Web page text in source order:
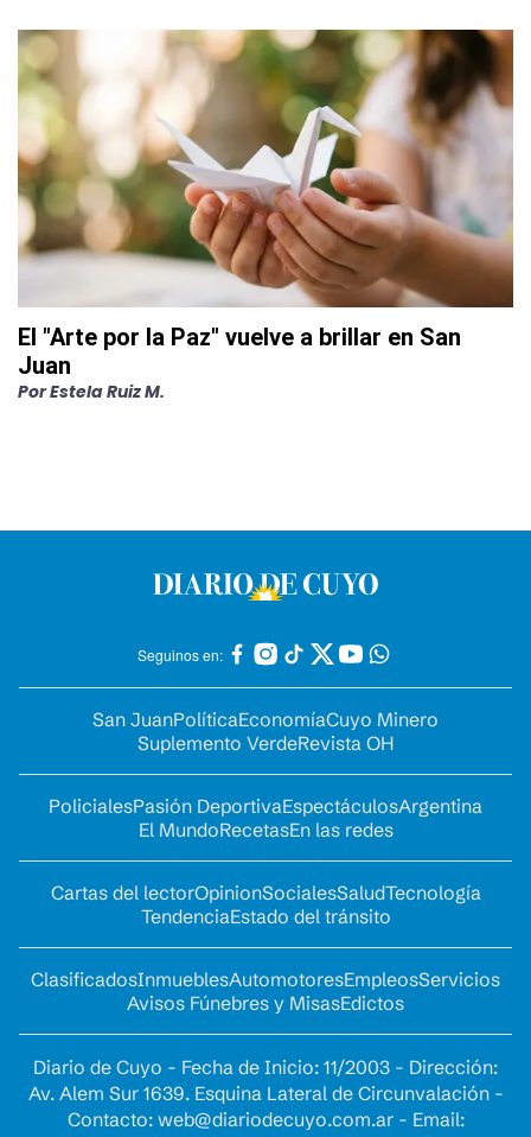
El "Arte por la Paz" vuelve a brillar en San
Juan
PorEstela Ruiz M.
Seguinos en:
San JuanPolíticaEconomíaCuyo Minero
Suplemento VerdeRevista OH
PolicialesPasión DeportivaEspectáculosArgentina
El MundoRecetasEn las redes
Cartas del lectorOpinionSocialesSaludTecnología
TendenciaEstado del tránsito
ClasificadosInmueblesAutomotoresEmpleosServicios
Avisos Fúnebres y MisasEdictos
Diario de Cuyo - Fecha de Inicio: 11/2003 - Dirección:
Av. Alem Sur 1639. Esquina Lateral de Circunvalación -
Contacto: web@diariodecuyo.com.ar- Email: